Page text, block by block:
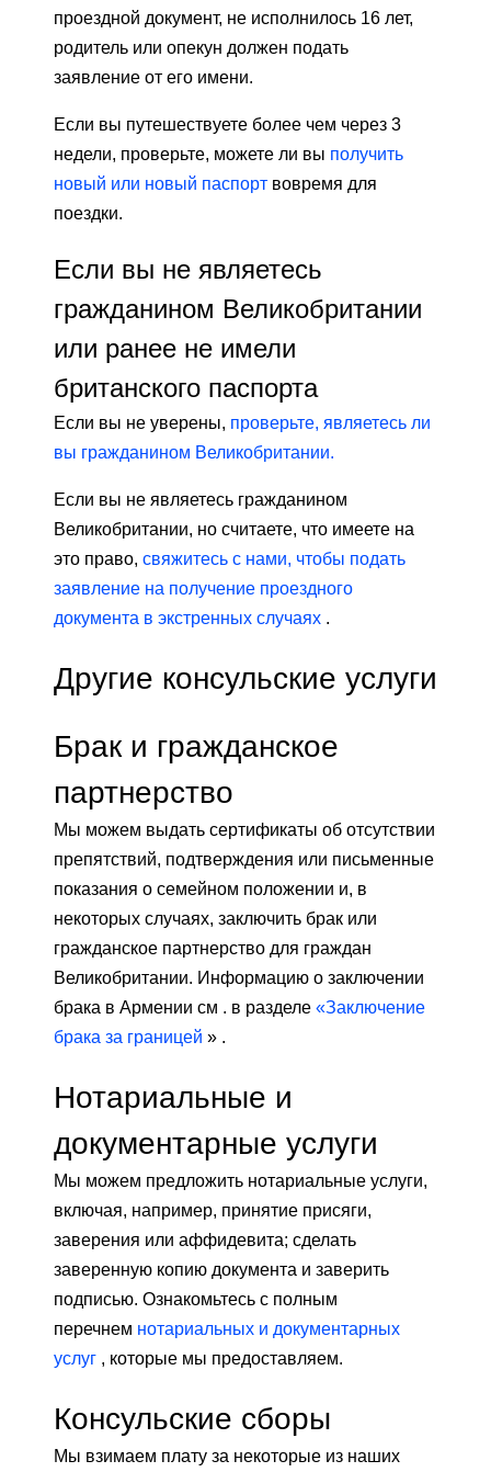
проездной документ, не исполнилось 16 лет,
родитель или опекун должен подать
заявление от его имени.
Если вы путешествуете более чем через 3
недели, проверьте, можете ли вы получить
новый или новый паспорт вовремя для
поездки.
Если вы не являетесь
гражданином Великобритании
или ранее не имели
британского паспорта
Если вы не уверены, проверьте, являетесь ли
вы гражданином Великобритании.
Если вы не являетесь гражданином
Великобритании, но считаете, что имеете на
это право, свяжитесь с нами, чтобы подать
заявление на получение проездного
документа в экстренных случаях .
Другие консульские услуги
Брак и гражданское
партнерство
Мы можем выдать сертификаты об отсутствии
препятствий, подтверждения или письменные
показания о семейном положении и, в
некоторых случаях, заключить брак или
гражданское партнерство для граждан
Великобритании. Информацию о заключении
брака в Армении см . в разделе «Заключение
брака за границей » .
Нотариальные и
документарные услуги
Мы можем предложить нотариальные услуги,
включая, например, принятие присяги,
заверения или аффидевита; сделать
заверенную копию документа и заверить
подписью. Ознакомьтесь с полным
перечнем нотариальных и документарных
услуг , которые мы предоставляем.
Консульские сборы
Мы взимаем плату за некоторые из наших